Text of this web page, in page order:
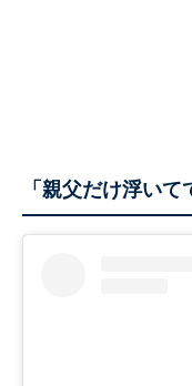
「親父だけ浮いて